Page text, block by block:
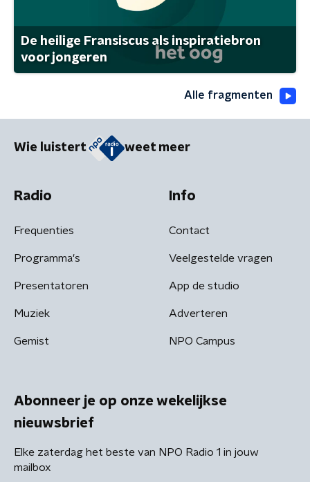
De heilige Fransiscus als inspiratiebron
voor jongeren
Alle fragmenten
Wie luistert weet meer
Radio
Frequenties
Programma's
Presentatoren
Muziek
Gemist
Info
Contact
Veelgestelde vragen
App de studio
Adverteren
NPO Campus
Abonneer je op onze wekelijkse
nieuwsbrief
Elke zaterdag het beste van NPO Radio 1 in jouw
mailbox